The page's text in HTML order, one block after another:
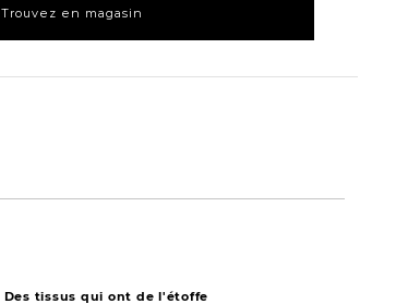
Trouvez en magasin
Des tissus qui ont de l'étoffe